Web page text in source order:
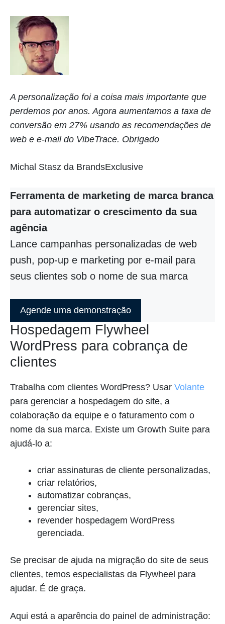
A personalização foi a coisa mais importante que
perdemos por anos. Agora aumentamos a taxa de
conversão em 27% usando as recomendações de
web e e-mail do VibeTrace. Obrigado
Michal Stasz da BrandsExclusive
Ferramenta de marketing de marca branca
para automatizar o crescimento da sua
agência
Lance campanhas personalizadas de web
push, pop-up e marketing por e-mail para
seus clientes sob o nome de sua marca
Agende uma demonstração
Hospedagem Flywheel
WordPress para cobrança de
clientes
Trabalha com clientes WordPress? Usar Volante
para gerenciar a hospedagem do site, a
colaboração da equipe e o faturamento com o
nome da sua marca. Existe um Growth Suite para
ajudá-lo a:
criar assinaturas de cliente personalizadas,
criar relatórios,
automatizar cobranças,
gerenciar sites,
revender hospedagem WordPress
gerenciada.
Se precisar de ajuda na migração do site de seus
clientes, temos especialistas da Flywheel para
ajudar. É de graça.
Aqui está a aparência do painel de administração: